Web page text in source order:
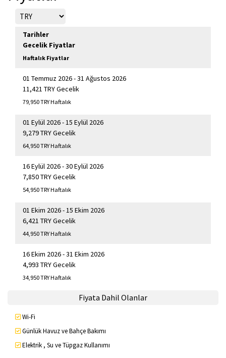
Tarihler
Gecelik Fiyatlar
Haftalık Fiyatlar
01 Temmuz 2026 - 31 Ağustos 2026
11,421 TRY Gecelik
79,950 TRY Haftalık
01 Eylül 2026 - 15 Eylül 2026
9,279 TRY Gecelik
64,950 TRY Haftalık
16 Eylül 2026 - 30 Eylül 2026
7,850 TRY Gecelik
54,950 TRY Haftalık
01 Ekim 2026 - 15 Ekim 2026
6,421 TRY Gecelik
44,950 TRY Haftalık
16 Ekim 2026 - 31 Ekim 2026
4,993 TRY Gecelik
34,950 TRY Haftalık
Fiyata Dahil Olanlar
Wi-Fi
Günlük Havuz ve Bahçe Bakımı
Elektrik , Su ve Tüpgaz Kullanımı